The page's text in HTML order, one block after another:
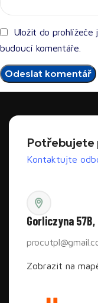
Uložit do prohlížeče
budoucí komentáře.
Potřebujete
Kontaktujte
Gorliczyna
Zobrazit na